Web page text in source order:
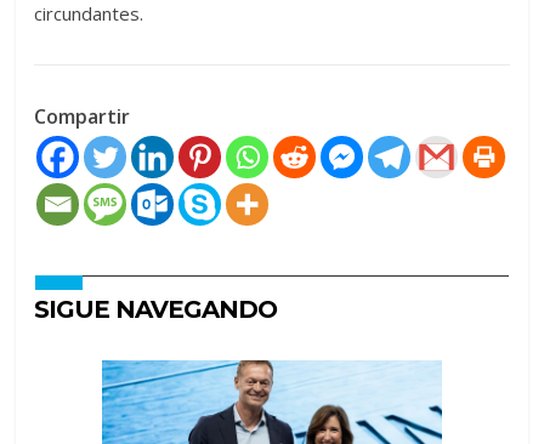
circundantes.
Compartir
SIGUE NAVEGANDO